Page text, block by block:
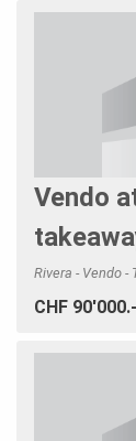
Vendo
Rivera - Vendo -
CHF 90'000.-